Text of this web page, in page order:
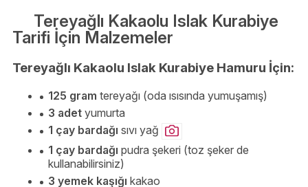
Tereyağlı Kakaolu Islak Kurabiye
Tarifi İçin Malzemeler
Tereyağlı Kakaolu Islak Kurabiye Hamuru İçin:
125 gram tereyağı (oda ısısında yumuşamış)
3 adet yumurta
1 çay bardağı sıvı yağ
1 çay bardağı pudra şekeri (toz şeker de
kullanabilirsiniz)
3 yemek kaşığı kakao